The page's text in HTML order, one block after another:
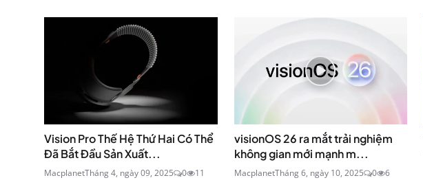
Vision Pro Thế Hệ Thứ Hai Có Thể
Đã Bắt Đầu Sản Xuất...
MacplanetTháng 4, ngày 09, 2025 0 11
visionOS 26 ra mắt trải nghiệm
không gian mới mạnh m...
MacplanetTháng 6, ngày 10, 2025 0 6